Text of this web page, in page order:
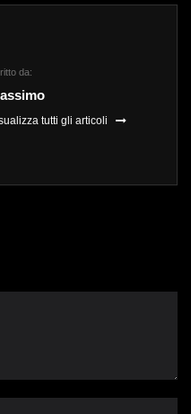
da:
tutti gli articoli